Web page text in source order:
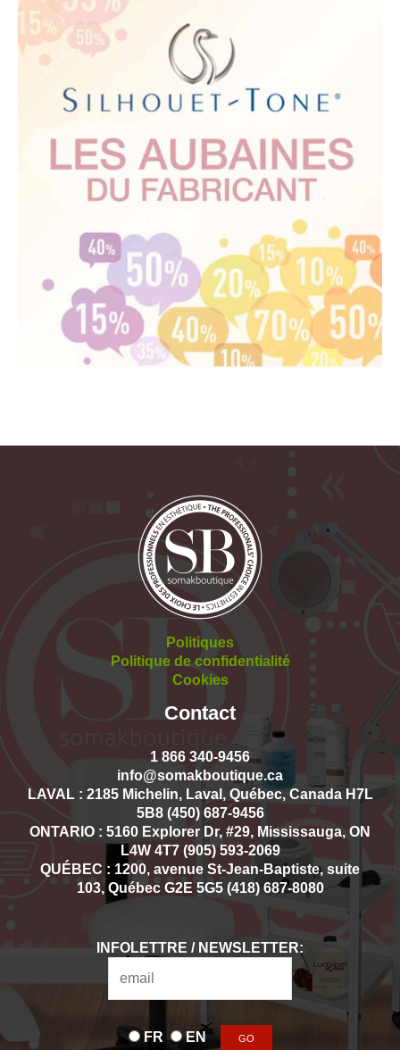
Politiques
Politique de confidentialité
Cookies
Contact
1 866 340-9456
info@somakboutique.ca
LAVAL : 2185 Michelin, Laval, Québec, Canada H7L
5B8 (450) 687-9456
ONTARIO : 5160 Explorer Dr, #29, Mississauga, ON
L4W 4T7 (905) 593-2069
QUÉBEC : 1200, avenue St-Jean-Baptiste, suite
103, Québec G2E 5G5 (418) 687-8080
INFOLETTRE / NEWSLETTER:
FR EN